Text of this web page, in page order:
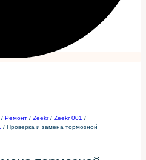
/ Ремонт / Zeekr/ Zeekr 001 /
/ Проверка и замена тормозной